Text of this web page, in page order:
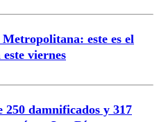
este es el
viernes
250 damnificados y 317